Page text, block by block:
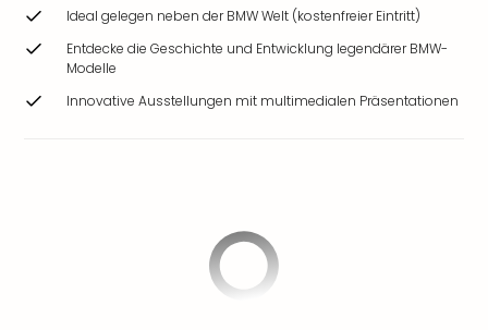
Ideal gelegen neben der BMW Welt (kostenfreier Eintritt)
Entdecke die Geschichte und Entwicklung legendärer BMW-
Modelle
Innovative Ausstellungen mit multimedialen Präsentationen